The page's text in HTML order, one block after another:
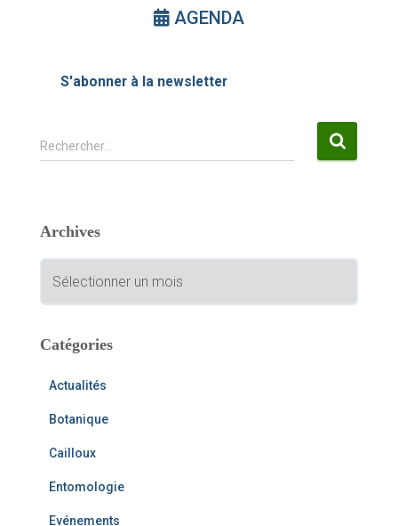
AGENDA
S'abonner à la newsletter
R
e
r
r
:
Rechercher…
Archives
c
iCatégories
Actualités
Botanique
Cailloux
Entomologie
Evénements